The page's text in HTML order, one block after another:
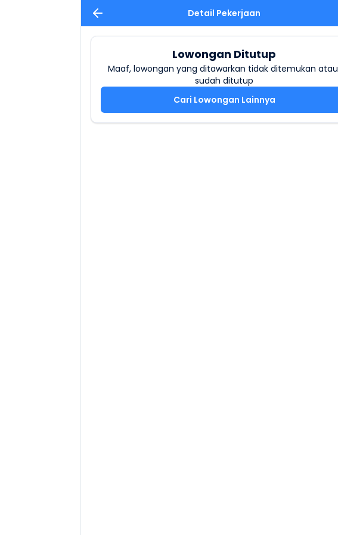
Detail Pekerjaan
Lowongan Ditutup
Maaf, lowongan yang ditawarkan tidak ditemukan atau
sudah ditutup
Cari Lowongan Lainnya